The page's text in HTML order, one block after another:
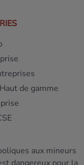
de gamme
aux mineurs